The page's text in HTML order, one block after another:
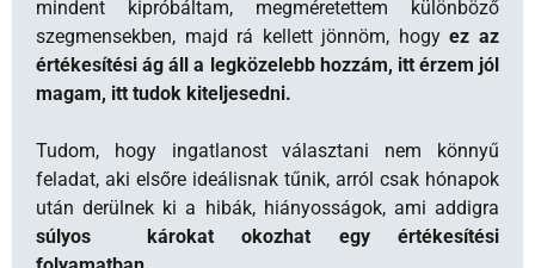
súlyos károkat okozhat egy értékesítési
folyamatban.
a legjobb helyen jársz.Profi háttérrel rendelkező
csapatunk, minden támogatást megad amire szükség
lehet a gördülékeny üzlet lebonyolításához.
Ha lakásvásárláson vagy eladáson töröd a fejed
keress bátran, segítek.